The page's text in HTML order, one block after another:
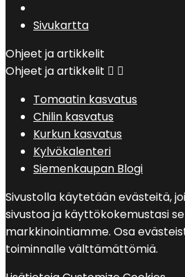
Sivukartta
Ohjeet ja artikkelit
Ohjeet ja artikkelit  
Tomaatin kasvatus
Chilin kasvatus
Kurkun kasvatus
Kylvökalenteri
Siemenkaupan Blogi
Sivustolla käytetään evästeitä,
sivustoa ja käyttökokemustasi
markkinointiamme. Osa
toiminnalle välttämättömiä.